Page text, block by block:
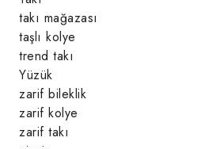
takı mağazası
taşlı kolye
trend takı
Yüzük
zarif bileklik
zarif kolye
zarif takı